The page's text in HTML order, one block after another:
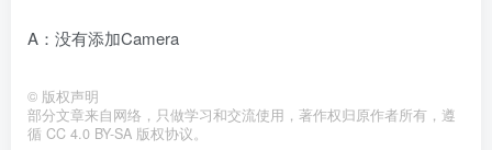
A：没有添加Camera
© 版权声明
部分文章来自网络，只做学习和交流使用，著作权归原作者所有，遵
循 CC 4.0 BY-SA 版权协议。